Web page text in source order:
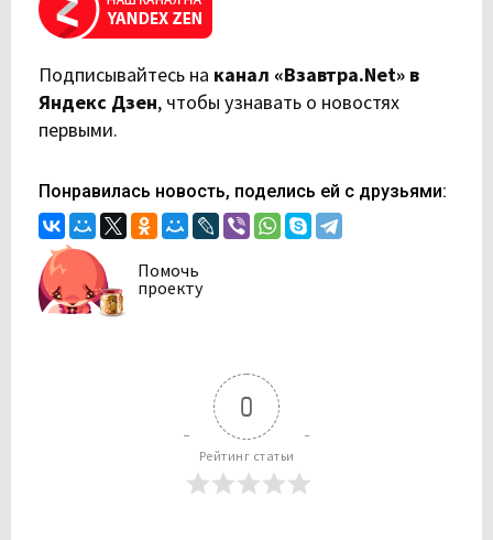
Подписывайтесь на канал «Взавтра.Net» в
Яндекс Дзен, чтобы узнавать о новостях
первыми.
Понравилась новость, поделись ей с друзьями:
Помочь
проекту
0
Рейтинг статьи